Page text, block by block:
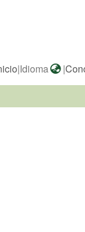
|Idioma |